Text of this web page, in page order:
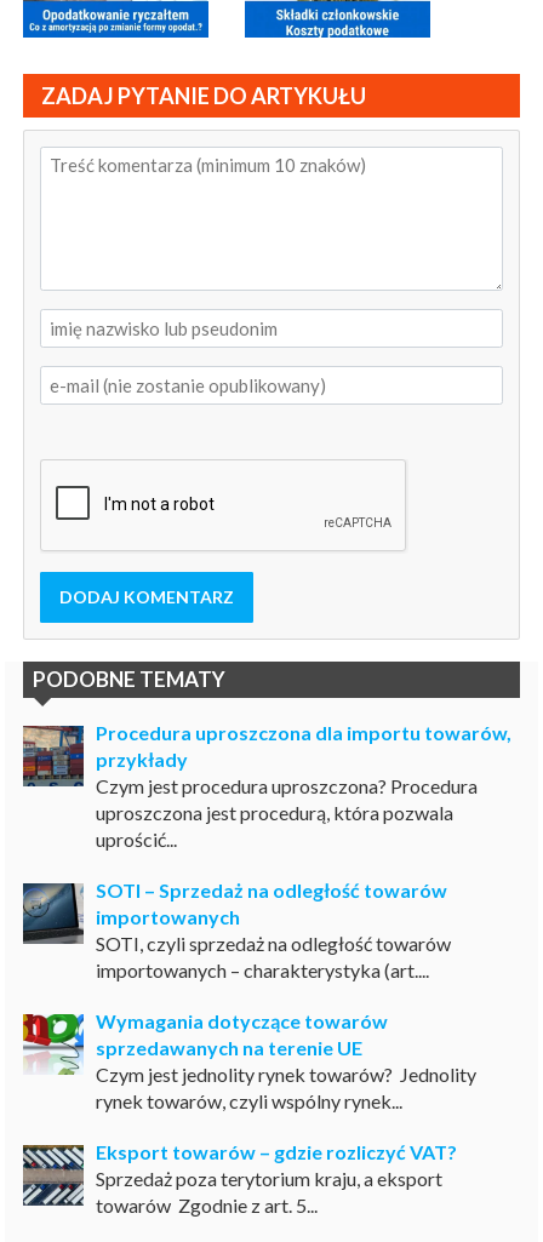
ZADAJ PYTANIE DO ARTYKUŁU
DODAJ KOMENTARZ
PODOBNE TEMATY
Procedura uproszczona dla importu towarów,
przykłady
Czym jest procedura uproszczona? Procedura
uproszczona jest procedurą, która pozwala
uprościć...
SOTI – Sprzedaż na odległość towarów
importowanych
SOTI, czyli sprzedaż na odległość towarów
importowanych – charakterystyka (art....
Wymagania dotyczące towarów
sprzedawanych na terenie UE
Czym jest jednolity rynek towarów? Jednolity
rynek towarów, czyli wspólny rynek...
Eksport towarów – gdzie rozliczyć VAT?
Sprzedaż poza terytorium kraju, a eksport
towarów Zgodnie z art. 5...